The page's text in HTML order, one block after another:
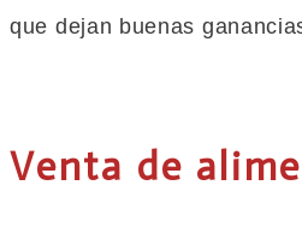
que dejan buenas
Venta de